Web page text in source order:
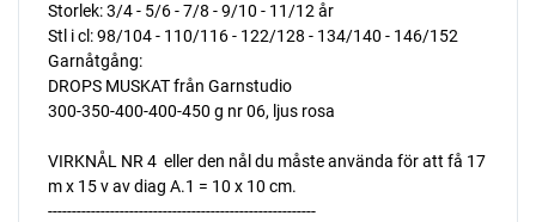
Storlek: 3/4 - 5/6 - 7/8 - 9/10 - 11/12 år
Stl i cl: 98/104 - 110/116 - 122/128 - 134/140 - 146/152
Garnåtgång:
DROPS MUSKAT från Garnstudio
300-350-400-400-450 g nr 06, ljus rosa
VIRKNÅL NR 4  eller den nål du måste använda för att få 17
m x 15 v av diag A.1 = 10 x 10 cm.
--------------------------------------------------------